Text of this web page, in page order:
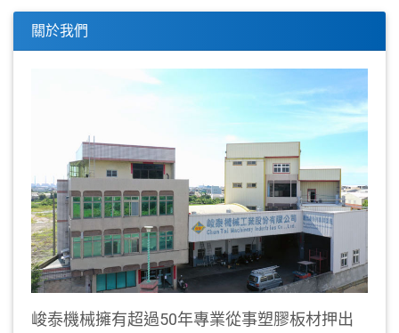
關於我們
峻泰機械擁有超過50年專業從事塑膠板材押出